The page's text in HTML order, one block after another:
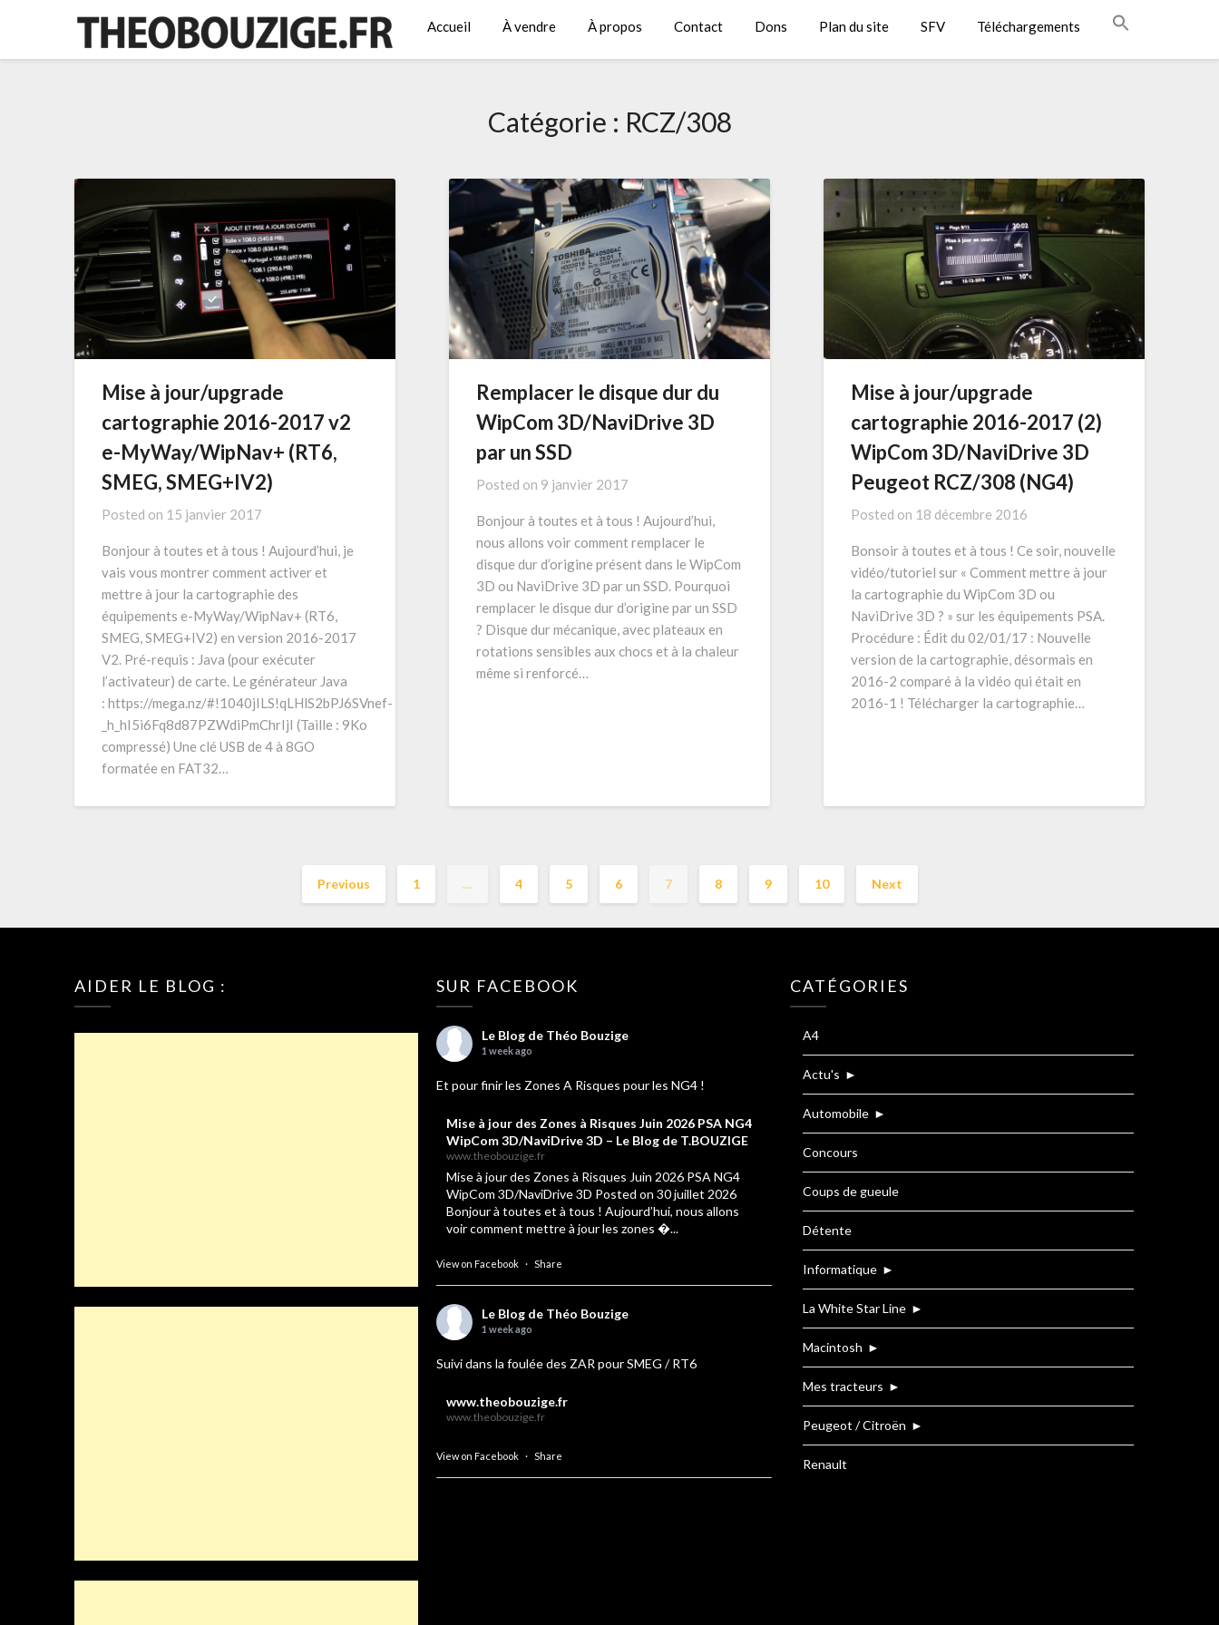
content
Accueil À vendre À propos Contact Dons Plan du site SFV Téléchargements
Catégorie : RCZ/308
Mise à jour/upgrade
cartographie 2016-2017 v2
e-MyWay/WipNav+ (RT6,
SMEG, SMEG+IV2)
Posted on 15 janvier 2017
Bonjour à toutes et à tous ! Aujourd’hui, je
vais vous montrer comment activer et
mettre à jour la cartographie des
équipements e-MyWay/WipNav+ (RT6,
SMEG, SMEG+IV2) en version 2016-2017
V2. Pré-requis : Java (pour exécuter
l’activateur) de carte. Le générateur Java
: https://mega.nz/#!1040jILS!qLHlS2bPJ6SVnef-
_h_hI5i6Fq8d87PZWdiPmChrIjI (Taille : 9Ko
compressé) Une clé USB de 4 à 8GO
formatée en FAT32…
Remplacer le disque dur du
WipCom 3D/NaviDrive 3D
par un SSD
Posted on 9 janvier 2017
Bonjour à toutes et à tous ! Aujourd’hui,
nous allons voir comment remplacer le
disque dur d’origine présent dans le WipCom
3D ou NaviDrive 3D par un SSD. Pourquoi
remplacer le disque dur d’origine par un SSD
? Disque dur mécanique, avec plateaux en
rotations sensibles aux chocs et à la chaleur
même si renforcé…
Mise à jour/upgrade
cartographie 2016-2017 (2)
WipCom 3D/NaviDrive 3D
Peugeot RCZ/308 (NG4)
Posted on 18 décembre 2016
Bonsoir à toutes et à tous ! Ce soir, nouvelle
vidéo/tutoriel sur « Comment mettre à jour
la cartographie du WipCom 3D ou
NaviDrive 3D ? » sur les équipements PSA.
Procédure : Édit du 02/01/17 : Nouvelle
version de la cartographie, désormais en
2016-2 comparé à la vidéo qui était en
2016-1 ! Télécharger la cartographie…
Previous 1 … 4 5 6 7 8 9 10 Next
AIDER LE BLOG : SUR FACEBOOK
Le Blog de Théo Bouzige
1 week ago
Et pour finir les Zones A Risques pour les NG4 !
Mise à jour des Zones à Risques Juin 2026 PSA NG4
WipCom 3D/NaviDrive 3D – Le Blog de T.BOUZIGE
www.theobouzige.fr
Mise à jour des Zones à Risques Juin 2026 PSA NG4
WipCom 3D/NaviDrive 3D Posted on 30 juillet 2026
Bonjour à toutes et à tous ! Aujourd’hui, nous allons
voir comment mettre à jour les zones �...
View on Facebook · Share
Le Blog de Théo Bouzige
1 week ago
Suivi dans la foulée des ZAR pour SMEG / RT6
www.theobouzige.fr
www.theobouzige.fr
View on Facebook · Share
CATÉGORIES
A4
Actu's ►
Automobile ►
Concours
Coups de gueule
Détente
Informatique ►
La White Star Line ►
Macintosh ►
Mes tracteurs ►
Peugeot / Citroën ►
Renault